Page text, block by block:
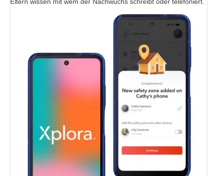
Eltern wissen mit wem der Nachwuchs schreibt oder telefoniert.